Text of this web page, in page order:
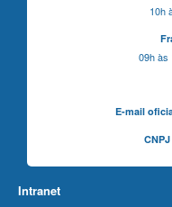
10h
09h às
E-mail
CNPJ
Intranet